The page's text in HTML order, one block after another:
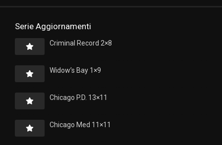
Serie Aggiornamenti
Criminal Record 2×8
Widow’s Bay 1×9
Chicago P.D. 13×11
Chicago Med 11×11